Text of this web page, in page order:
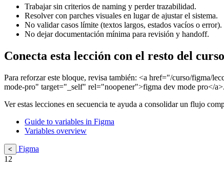
Trabajar sin criterios de naming y perder trazabilidad.
Resolver con parches visuales en lugar de ajustar el sistema.
No validar casos límite (textos largos, estados vacíos o error).
No dejar documentación mínima para revisión y handoff.
Conecta esta lección con el resto del curso
Para reforzar este bloque, revisa también: <a href="/curso/figma/
mode-pro" target="_self" rel="noopener">figma dev mode pro</a>.
Ver estas lecciones en secuencia te ayuda a consolidar un flujo
Guide to variables in Figma
Variables overview
<
Figma
12